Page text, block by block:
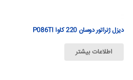
دیزل ژنراتور دوسان 220 كاوآ P086TI
اطلاعات بیشتر